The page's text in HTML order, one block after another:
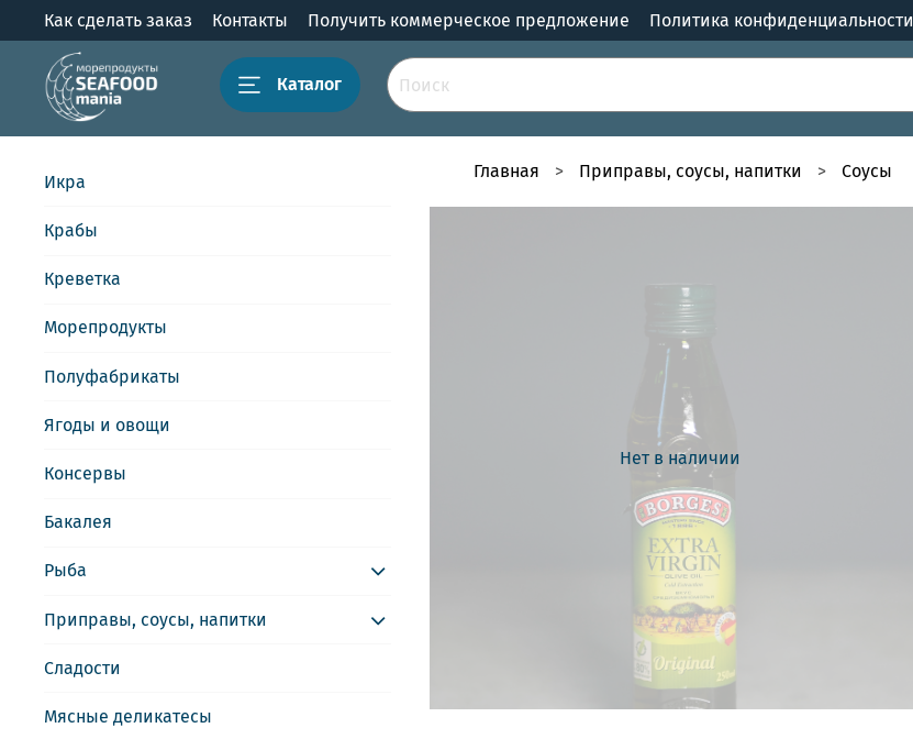
Как сделать заказ Контакты Получить коммерческое предложение Политика конфиденциальности
Каталог
Главная Приправы, соусы, напитки Соусы
Нет в наличии
Икра
Крабы
Креветка
Морепродукты
Полуфабрикаты
Ягоды и овощи
Консервы
Бакалея
Рыба
Приправы, соусы, напитки
Сладости
Мясные деликатесы